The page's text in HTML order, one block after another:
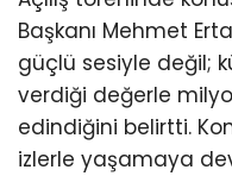
Başkanı Mehmet
güçlü sesiyle değil;
verdiği değerle
edindiğini belirtti.
izlerle yaşamaya